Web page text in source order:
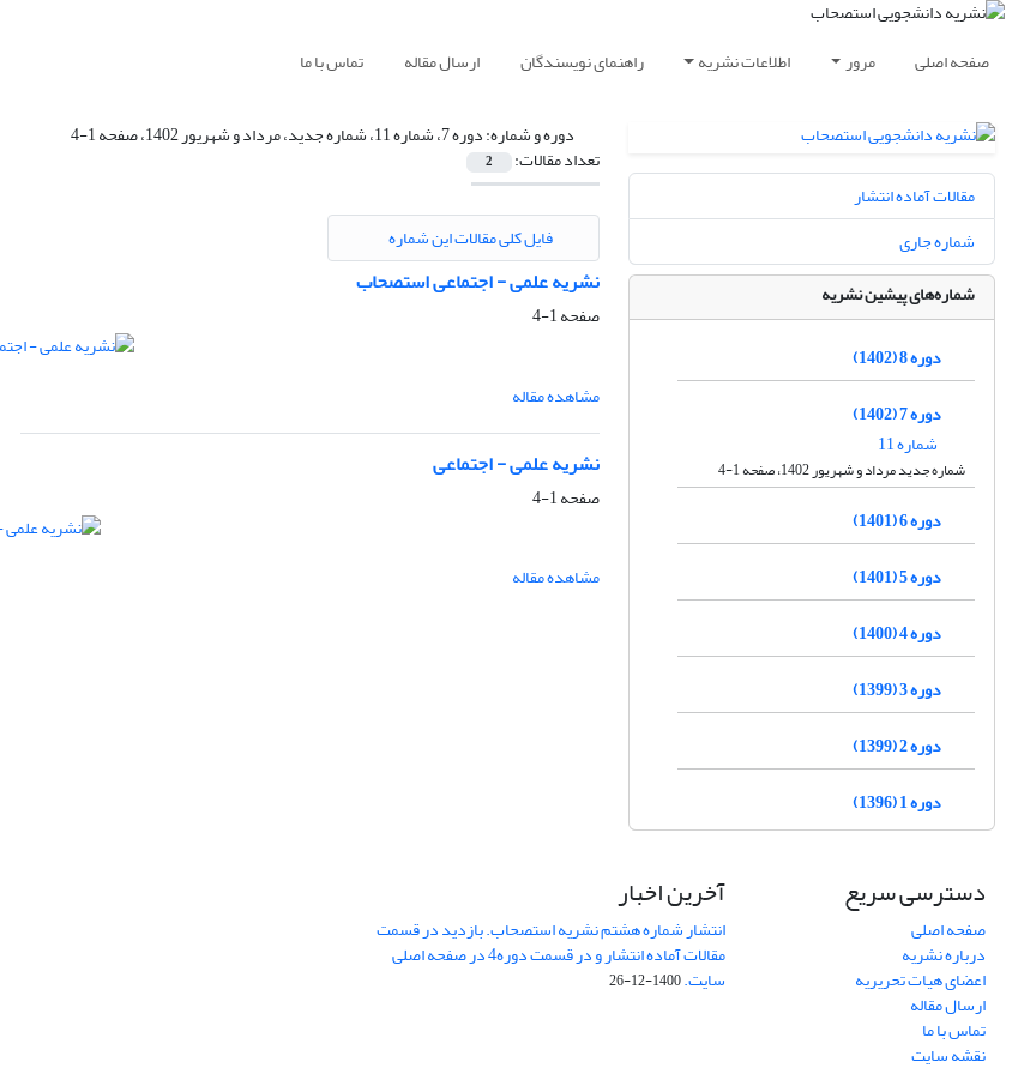
صفحه اصلی مرور اطلاعات نشریه راهنمای نویسندگان ارسال مقاله تماس با ما
دوره و شماره:دوره 7، شماره 11، شماره جدید، مرداد و شهریور 1402، صفحه 1-4
تعداد مقالات: 2
فایل کلی مقالات این شماره
نشریه علمی - اجتماعی استصحاب
صفحه1-4
مشاهده مقاله
نشریه علمی - اجتماعی
صفحه1-4
مشاهده مقاله
مقالات آماده انتشار
شماره جاری
شماره‌های پیشین نشریه
دوره 8 (1402)
دوره 7 (1402)
شماره 11
شماره جدید مرداد و شهریور 1402، صفحه 1-4
دوره 6 (1401)
دوره 5 (1401)
دوره 4 (1400)
دوره 3 (1399)
دوره 2 (1399)
دوره 1 (1396)
دسترسی سریع
صفحه اصلی
درباره نشریه
اعضای هیات تحریریه
ارسال مقاله
تماس با ما
نقشه سایت
آخرین اخبار
انتشار شماره هشتم نشریه استصحاب. بازدید در قسمت
مقالات آماده انتشار و در قسمت دوره4 در صفحه اصلی
سایت.1400-12-26